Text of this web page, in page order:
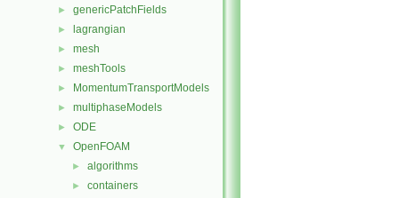
► genericPatchFields
► lagrangian
► mesh
► meshTools
► MomentumTransportModels
► multiphaseModels
► ODE
▼ OpenFOAM
► algorithms
► containers